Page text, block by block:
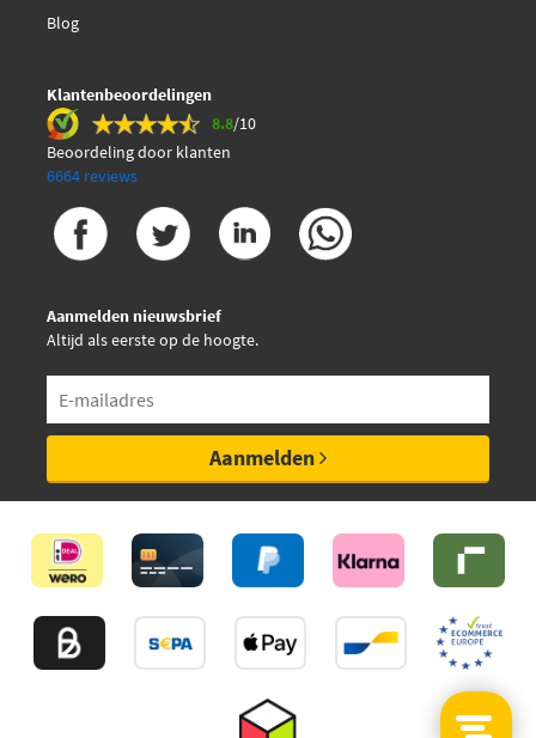
Blog
Klantenbeoordelingen
8.8/10
Beoordeling door klanten
6664 reviews
Aanmelden nieuwsbrief
Altijd als eerste op de hoogte.
Aanmelden